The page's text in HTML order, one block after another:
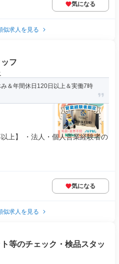
気になる
似求人を見る
フ
＆年間休日120日以上＆実働7時
上】 ・法人・個人営業経験者の
気になる
似求人を見る
等のチェック・検品スタッ